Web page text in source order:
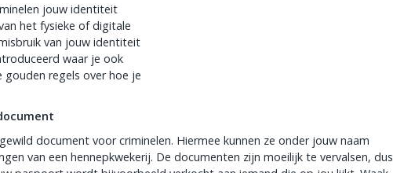
jouw identiteit
het fysieke of digitale
van jouw identiteit
waar je ook
regels over hoe je
document voor criminelen. Hiermee kunnen ze onder jouw naam
van een hennepkwekerij. De documenten zijn moeilijk te vervalsen, dus